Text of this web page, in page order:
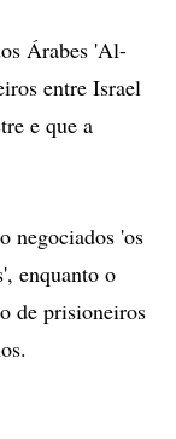
Árabes 'Al-
entre Israel
e que a
negociados 'os
enquanto o
de prisioneiros